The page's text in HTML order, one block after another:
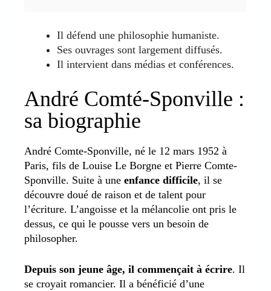
Il défend une philosophie humaniste.
Ses ouvrages sont largement diffusés.
Il intervient dans médias et conférences.
André Comté-Sponville :
sa biographie
André Comte-Sponville, né le 12 mars 1952 à
Paris, fils de Louise Le Borgne et Pierre Comte-
Sponville. Suite à une enfance difficile, il se
découvre doué de raison et de talent pour
l’écriture. L’angoisse et la mélancolie ont pris le
dessus, ce qui le pousse vers un besoin de
philosopher.
Depuis son jeune âge, il commençait à écrire. Il
se croyait romancier. Il a bénéficié d’une